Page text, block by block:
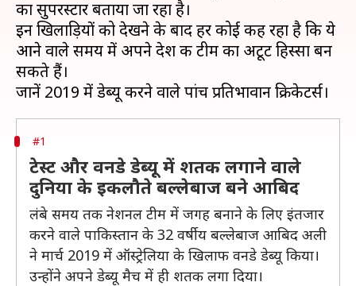
का सुपरस्टार बताया जा रहा है।
इन खिलाड़ियों को देखने के बाद हर कोई कह रहा है कि ये
आने वाले समय में अपने देश की टीम का अटूट हिस्सा बन
सकते हैं।
#1
टेस्ट और वनडे डेब्यू में शतक लगाने वाले
दुनिया के इकलौते बल्लेबाज बने आबिद
लंबे समय तक नेशनल टीम में जगह बनाने के लिए इंतजार
करने वाले पाकिस्तान के 32 वर्षीय बल्लेबाज आबिद अली
ने मार्च 2019 में ऑस्ट्रेलिया के खिलाफ वनडे डेब्यू किया।
उन्होंने अपने डेब्यू मैच में ही शतक लगा दिया।